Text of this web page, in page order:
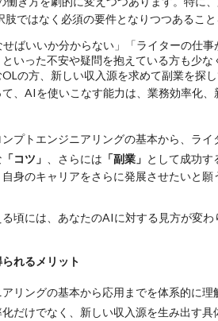
ではなく必須の要件となりつつあること
せばいいか分からない」「ライターの仕
いった不安や疑問を抱えている方も少
の方、新しい収入源を求めて副業を探
、AIを使いこなす能力は、 業務効率化、
プトエンジニアリングの基本から、ライ
「コツ」 、さらには 「副業」 として成功
身のキャリアをさらに発展させたいと
頃には、あなたのAIに対する見方が変
れるメリット
リングの基本から応用までを体系的に
だけでなく、新しい収入源を生み出す具